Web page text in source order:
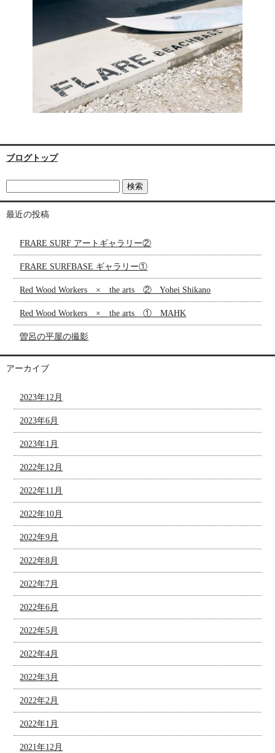
ブログトップ
最近の投稿
FRARE SURF アートギャラリー②
FRARE SURFBASE ギャラリー①
Red Wood Workers × the arts ② Yohei Shikano
Red Wood Workers × the arts ① MAHK
曽呂の平屋の撮影
アーカイブ
2023年12月
2023年6月
2023年1月
2022年12月
2022年11月
2022年10月
2022年9月
2022年8月
2022年7月
2022年6月
2022年5月
2022年4月
2022年3月
2022年2月
2022年1月
2021年12月